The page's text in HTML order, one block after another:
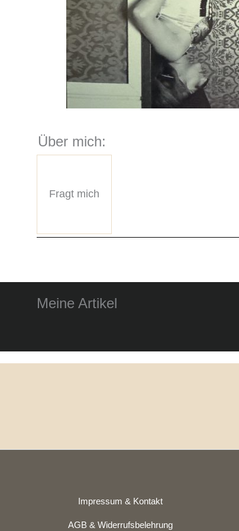
Über mich:
Fragt mich
Meine Artikel
Impressum & Kontakt
AGB & Widerrufsbelehrung